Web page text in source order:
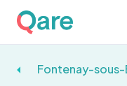
Fontenay-sous-